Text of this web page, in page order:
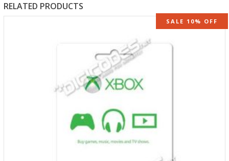
RELATED PRODUCTS
SALE 10% OFF